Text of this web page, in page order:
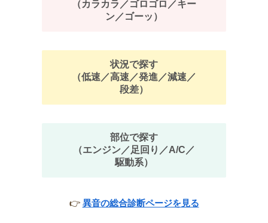
（カラカラ／ゴロゴロ／キー
ン／ゴーッ）
状況で探す
（低速／高速／発進／減速／
段差）
部位で探す
（エンジン／足回り／A/C／
駆動系）
👉 異音の総合診断ページを見る